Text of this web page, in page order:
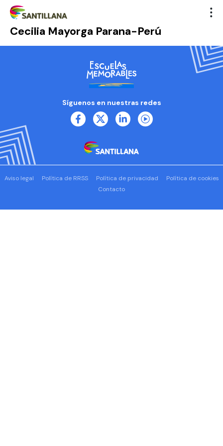
Cecilia Mayorga Parana-Perú
Síguenos en nuestras redes
Aviso legal Política de RRSS Política de privacidad
Política de cookies
Contacto